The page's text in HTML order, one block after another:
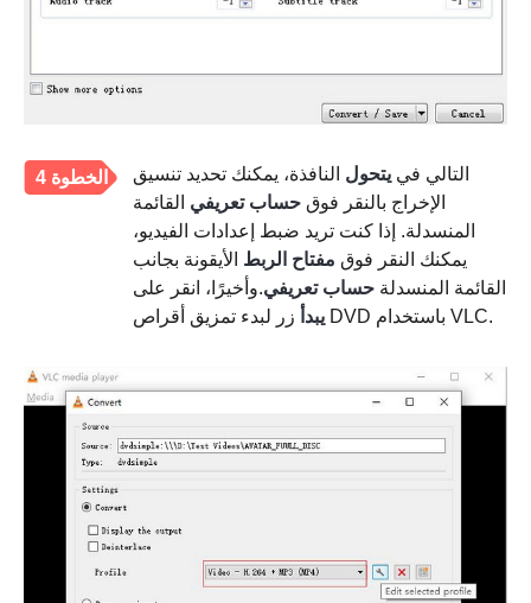
الخطوة 4 التالي في يتحول النافذة، يمكنك تحديد تنسيق
الإخراج بالنقر فوق حساب تعريفي القائمة
المنسدلة. إذا كنت تريد ضبط إعدادات الفيديو،
يمكنك النقر فوق مفتاح الربط الأيقونة بجانب
القائمة المنسدلة حساب تعريفي.وأخيرًا، انقر على
يبدأ
زر لبدء تمزيق أقراص DVD باستخدام VLC.